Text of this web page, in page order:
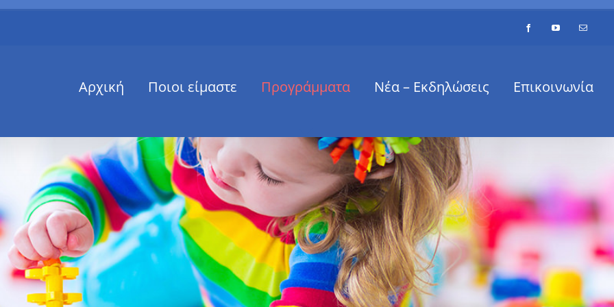
FacebookYouTubeEmail
Αρχική Ποιοι είμαστε Προγράμματα Νέα – Εκδηλώσεις Επικοινωνία